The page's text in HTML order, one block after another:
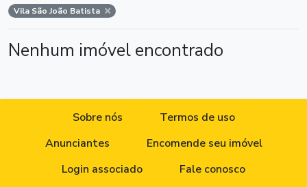
Vila São João Batista
Nenhum imóvel encontrado
Sobre nós
Termos de uso
Anunciantes
Encomende seu imóvel
Login associado
Fale conosco